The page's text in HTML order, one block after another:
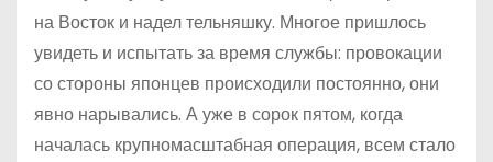
на Восток и надел тельняшку. Многое пришлось
увидеть и испытать за время службы: провокации
со стороны японцев происходили постоянно, они
явно нарывались. А уже в сорок пятом, когда
началась крупномасштабная операция, всем стало